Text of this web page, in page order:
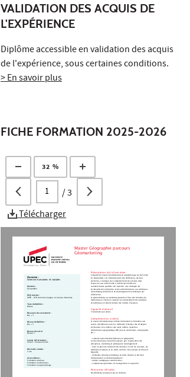
VALIDATION DES ACQUIS DE
L'EXPÉRIENCE
Diplôme accessible en validation des acquis
de l'expérience, sous certaines conditions.
> En savoir plus
FICHE FORMATION 2025-2026
32 %
/3
Télécharger
Master Géographie parcours
Géomarketing
Présentation de la formation
L’objectif du master Géomarketing en apprentissage est de former
les étudiant(e)s à la compréhension des différences entre les
territoires, à l'analyse des comportements des acteurs dans
l'espace et aux outils d'aide à la décision relatifs aux
caractéristiques spatiales des marchés, aux stratégies de
localisation des entreprises et des administrations, aux politiques
de marketing territorial et de développement économique des
collectivités.
Le géomarketing ou marketing spatial est l’une des branches du
marketing, et consiste à analyser le comportement des individus
économiques en tenant compte des notions d’espaces.
Capacité d'accueil
15 étudiants par année
Compétence(s) visée(s)
Le master Géomarketing combine étroitement la formation aux
savoirs disciplinaires avec les méthodes d’analyse des stratégies
territoriales et la maîtrise des outils métiers (systèmes
d’information géographique [SIG], bases de données, cartographie,
etc.) :
- connaissances interdisciplinaires en géographie
socioéconomique, économie spatiale, géo-organisation des
entreprises, marketing et politique de développement ;
- mise en place de solutions SIG incluant à la fois les concepts, les
méthodes d’analyse et les outils (comme : Geoconcept, ArcView et
Mapinfo);
- méthodes d’analyse statistique et outils d’aide à la décision
d’implantation et de développement ;
- études stratégiques commerciales ;
- compétences générales en management et en gestion.
Poursuites d'études
Possibilité de poursuivre par un doctorat.
Domaine :
Sciences humaines et sociales
Mention :
Géographie
UFR/Institut :
UPEC - UFR de Lettres langues et sciences humaines
Type de diplôme :
Master
Niveau(x) de recrutement :
Bac + 3
Niveau de diplôme :
Bac + 5
Niveau de sortie :
Niveau 1
Lieu(x) de formation :
Créteil - Campus Centre
Durée des études :
2 ans
Accessible en :
Formation continue,
Formation en alternance,
Formation en apprentissage